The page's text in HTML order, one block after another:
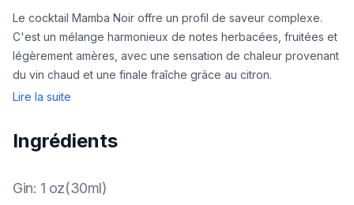
Le cocktail Mamba Noir offre un profil de saveur complexe.
C'est un mélange harmonieux de notes herbacées, fruitées et
légèrement amères, avec une sensation de chaleur provenant
du vin chaud et une finale fraîche grâce au citron.
Lire la suite
Ingrédients
Gin: 1 oz(30ml)